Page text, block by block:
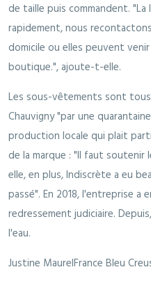
de taille puis commandent.
rapidement, nous
domicile ou elles peuvent
boutique.", ajoute-t-elle.
Les sous-vêtements sont
Chauvigny "par une
production locale qui plait
de la marque : "Il faut
elle, en plus, Indiscrète a eu
passé". En 2018, l'entreprise a
redressement judiciaire.
l'eau.
Justine MaurelFrance Bleu